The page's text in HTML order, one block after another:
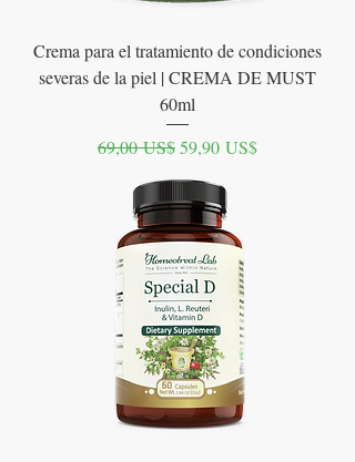
Crema para el tratamiento de condiciones
severas de la piel | CREMA DE MUST
60ml
Precio
69,00 US$Precio de oferta
59,90 US$